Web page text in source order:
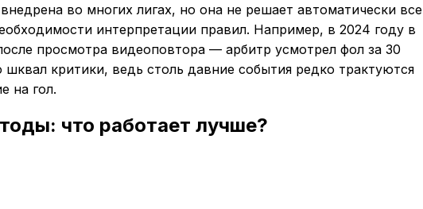
во многих лигах, но она не решает автоматически все
интерпретации правил. Например, в 2024 году в
просмотра видеоповтора — арбитр усмотрел фол за 30
критики, ведь столь давние события редко трактуются
на гол.
что работает лучше?